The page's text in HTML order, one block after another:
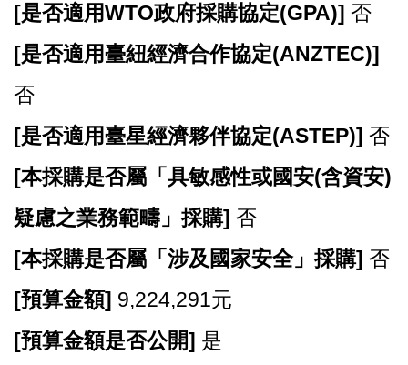
私
權
政
策
政
府
網
站
資
料
開
放
宣
網
[是否適用WTO政府採購協定(GPA)] 否
[是否適用臺紐經濟合作協定(ANZTEC)]
否
[是否適用臺星經濟夥伴協定(ASTEP)] 否
[本採購是否屬「具敏感性或國安(含資安)
疑慮之業務範疇」採購] 否
[本採購是否屬「涉及國家安全」採購] 否
[預算金額] 9,224,291元
[預算金額是否公開] 是